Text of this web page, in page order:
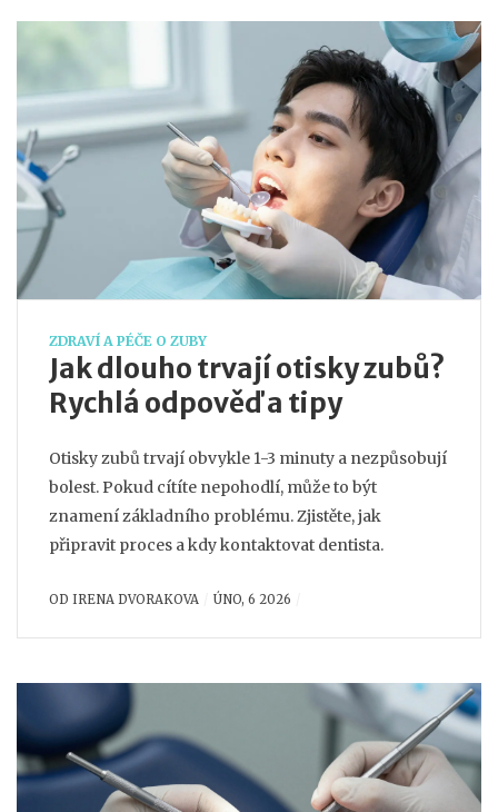
ZDRAVÍ A PÉČE O ZUBY
Jak dlouho trvají otisky zubů?
Rychlá odpověď a tipy
Otisky zubů trvají obvykle 1-3 minuty a nezpůsobují
bolest. Pokud cítíte nepohodlí, může to být
znamení základního problému. Zjistěte, jak
připravit proces a kdy kontaktovat dentista.
OD IRENA DVORAKOVA ÚNO, 6 2026